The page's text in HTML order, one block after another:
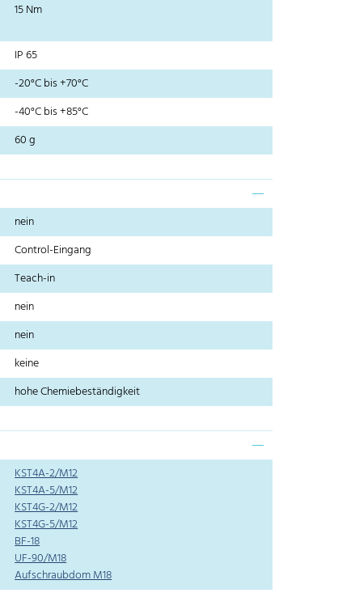
15 Nm
IP 65
-20°C bis +70°C
-40°C bis +85°C
60 g
nein
Control-Eingang
Teach-in
nein
nein
keine
hohe Chemiebeständigkeit
KST4A-2/M12
KST4A-5/M12
KST4G-2/M12
KST4G-5/M12
BF-18
UF-90/M18
Aufschraubdom M18